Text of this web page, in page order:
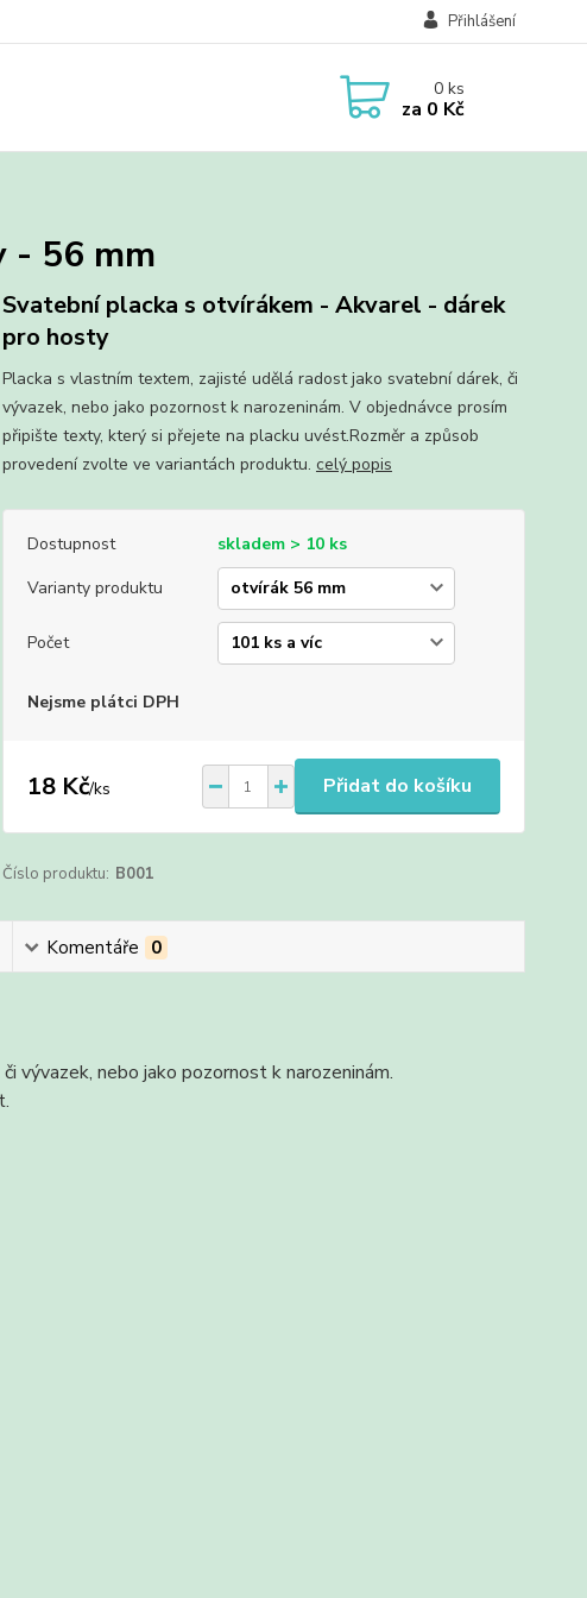
Přihlášení
0ks
za 0 Kč
- 56 mm
Svatební placka s otvírákem - Akvarel - dárek
pro hosty
Placka s vlastním textem, zajisté udělá radost jako svatební dárek, či
vývazek, nebo jako pozornost k narozeninám. V objednávce prosím
připište texty, který si přejete na placku uvést.Rozměr a způsob
provedení zvolte ve variantách produktu. celý popis
Dostupnost
skladem > 10 ks
Varianty produktu
Počet
Nejsme plátci DPH
18 Kč/ks Přidat do košíku
Číslo produktu: B001
Komentáře 0
vývazek, nebo jako pozornost k narozeninám.